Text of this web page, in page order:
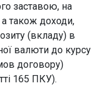
заставою, на
а також доходи,
(вкладу) в
валюти до курсу
договору)
165 ПКУ).